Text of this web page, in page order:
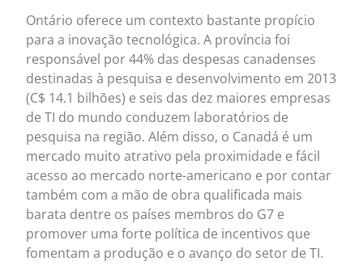
Ontário oferece um contexto bastante propício
para a inovação tecnológica. A província foi
responsável por 44% das despesas canadenses
destinadas à pesquisa e desenvolvimento em 2013
(C$ 14.1 bilhões) e seis das dez maiores empresas
de TI do mundo conduzem laboratórios de
pesquisa na região. Além disso, o Canadá é um
mercado muito atrativo pela proximidade e fácil
acesso ao mercado norte-americano e por contar
também com a mão de obra qualificada mais
barata dentre os países membros do G7 e
promover uma forte política de incentivos que
fomentam a produção e o avanço do setor de TI.